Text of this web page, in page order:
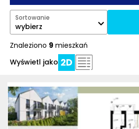
Sortowanie
wybierz
Znaleziono 9 mieszkań
Wyświetl jako